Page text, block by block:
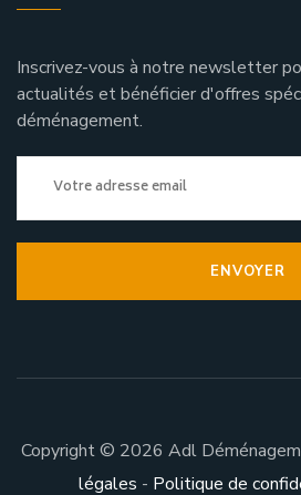
Inscrivez-vous à notre newsletter
actualités et bénéficier d'offres
déménagement.
ENVOYER
Copyright © 2026 Adl
légales - Politique de